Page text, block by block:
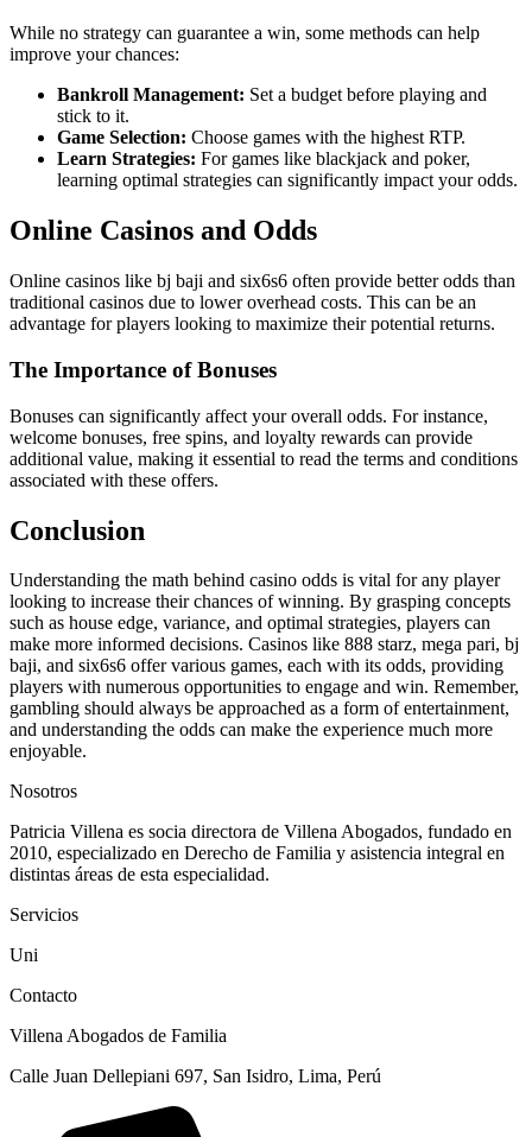
While no strategy can guarantee a win, some methods can help
improve your chances:
Bankroll Management: Set a budget before playing and
stick to it.
Game Selection: Choose games with the highest RTP.
Learn Strategies: For games like blackjack and poker,
learning optimal strategies can significantly impact your odds.
Online Casinos and Odds
Online casinos like bj baji and six6s6 often provide better odds than
traditional casinos due to lower overhead costs. This can be an
advantage for players looking to maximize their potential returns.
The Importance of Bonuses
Bonuses can significantly affect your overall odds. For instance,
welcome bonuses, free spins, and loyalty rewards can provide
additional value, making it essential to read the terms and conditions
associated with these offers.
Conclusion
Understanding the math behind casino odds is vital for any player
looking to increase their chances of winning. By grasping concepts
such as house edge, variance, and optimal strategies, players can
make more informed decisions. Casinos like 888 starz, mega pari, bj
baji, and six6s6 offer various games, each with its odds, providing
players with numerous opportunities to engage and win. Remember,
gambling should always be approached as a form of entertainment,
and understanding the odds can make the experience much more
enjoyable.
Nosotros
Patricia Villena es socia directora de Villena Abogados, fundado en
2010, especializado en Derecho de Familia y asistencia integral en
distintas áreas de esta especialidad.
Servicios
Uni
Contacto
Villena Abogados de Familia
Calle Juan Dellepiani 697, San Isidro, Lima, Perú